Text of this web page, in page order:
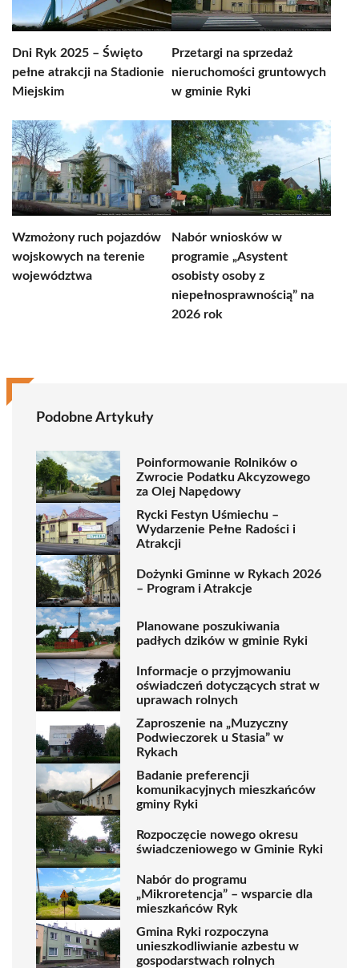
Dni Ryk 2025 – Święto
pełne atrakcji na Stadionie
Miejskim
Przetargi na sprzedaż
nieruchomości gruntowych
w gminie Ryki
Wzmożony ruch pojazdów
wojskowych na terenie
województwa
Nabór wniosków w
programie „Asystent
osobisty osoby z
niepełnosprawnością” na
2026 rok
Podobne Artykuły
Poinformowanie Rolników o
Zwrocie Podatku Akcyzowego
za Olej Napędowy
Rycki Festyn Uśmiechu –
Wydarzenie Pełne Radości i
Atrakcji
Dożynki Gminne w Rykach 2026
– Program i Atrakcje
Planowane poszukiwania
padłych dzików w gminie Ryki
Informacje o przyjmowaniu
oświadczeń dotyczących strat w
uprawach rolnych
Zaproszenie na „Muzyczny
Podwieczorek u Stasia” w
Rykach
Badanie preferencji
komunikacyjnych mieszkańców
gminy Ryki
Rozpoczęcie nowego okresu
świadczeniowego w Gminie Ryki
Nabór do programu
„Mikroretencja” – wsparcie dla
mieszkańców Ryk
Gmina Ryki rozpoczyna
unieszkodliwianie azbestu w
gospodarstwach rolnych